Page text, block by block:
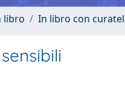
libro In libro con